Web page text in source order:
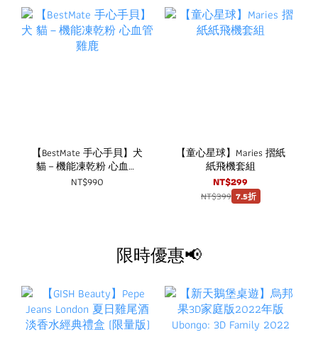
【BestMate 手心手貝】犬
貓－機能凍乾粉 心血管
雞鹿
NT$990
【童心星球】Maries 摺紙
紙飛機套組
NT$299
NT$399 7.5折
限時優惠📢